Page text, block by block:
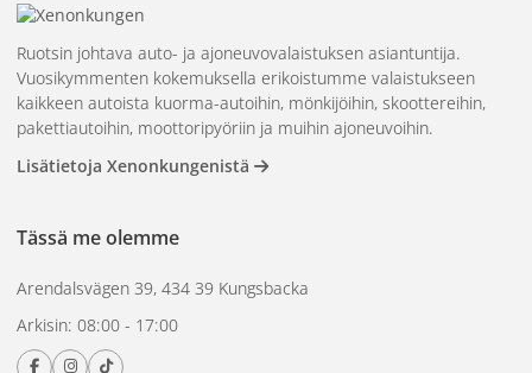
Ruotsin johtava auto- ja ajoneuvovalaistuksen asiantuntija.
Vuosikymmenten kokemuksella erikoistumme valaistukseen
kaikkeen autoista kuorma-autoihin, mönkijöihin, skoottereihin,
pakettiautoihin, moottoripyöriin ja muihin ajoneuvoihin.
Lisätietoja Xenonkungenistä
Tässä me olemme
Arendalsvägen 39, 434 39 Kungsbacka
Arkisin: 08:00 - 17:00